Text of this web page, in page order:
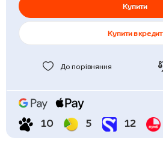
Купити
Купити в кредит
До порівняння
10 5 12